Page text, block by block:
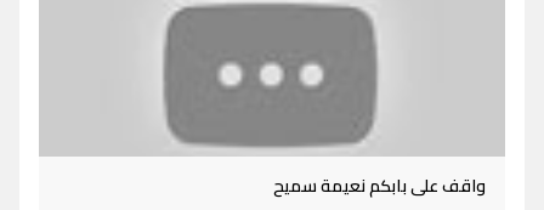
واقف على بابكم نعيمة سميح